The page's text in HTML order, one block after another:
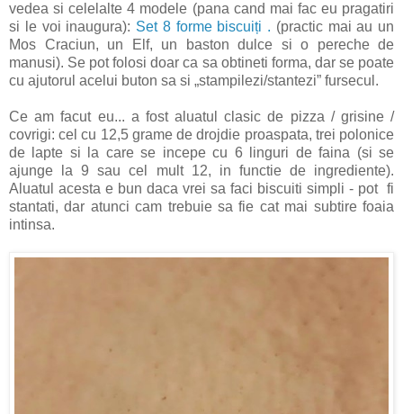
vedea si celelalte 4 modele (pana cand mai fac eu pragatiri
si le voi inaugura): Set 8 forme biscuiți . (practic mai au un
Mos Craciun, un Elf, un baston dulce si o pereche de
manusi). Se pot folosi doar ca sa obtineti forma, dar se poate
cu ajutorul acelui buton sa si „stampilezi/stantezi” fursecul.
Ce am facut eu... a fost aluatul clasic de pizza / grisine /
covrigi: cel cu 12,5 grame de drojdie proaspata, trei polonice
de lapte si la care se incepe cu 6 linguri de faina (si se
ajunge la 9 sau cel mult 12, in functie de ingrediente).
Aluatul acesta e bun daca vrei sa faci biscuiti simpli - pot fi
stantati, dar atunci cam trebuie sa fie cat mai subtire foaia
intinsa.